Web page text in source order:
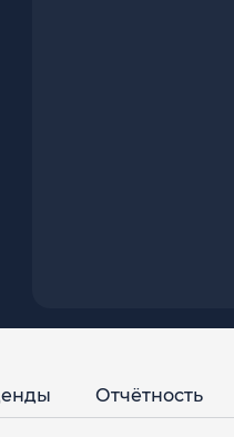
Отчётность